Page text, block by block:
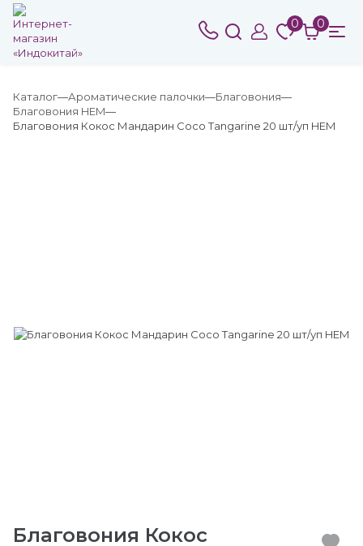
0 0
Каталог Ароматические палочки
Благовония
Благовония HEM
Благовония Кокос Мандарин Coco Tangarine 20 шт/уп HEM
Благовония Кокос